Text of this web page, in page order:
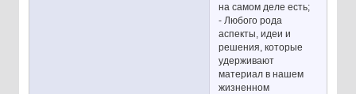
на самом деле есть;
- Любого рода
аспекты, идеи и
решения, которые
удерживают
материал в нашем
жизненном